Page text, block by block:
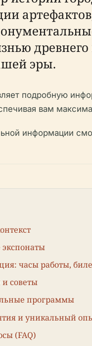
эры.
подробную
вам
информации
часы работы,
и советы
программы
и уникальный
(FAQ)